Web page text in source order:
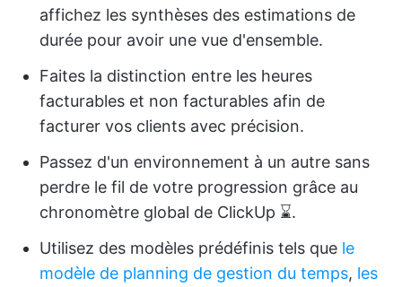
affichez les synthèses des estimations de
durée pour avoir une vue d'ensemble.
Faites la distinction entre les heures
facturables et non facturables afin de
facturer vos clients avec précision.
Passez d'un environnement à un autre sans
perdre le fil de votre progression grâce au
chronomètre global de ClickUp ⌛.
Utilisez des modèles prédéfinis tels que le
modèle de planning de gestion du temps, les